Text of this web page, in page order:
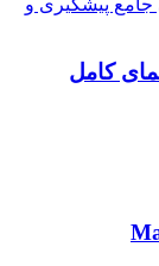
کامل